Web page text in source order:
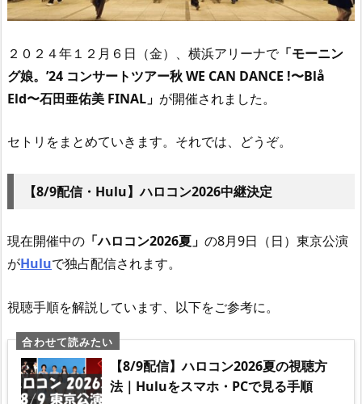
２０２４年１２月６日（金）、横浜アリーナで「モーニン
グ娘。’24 コンサートツアー秋 WE CAN DANCE !〜Blå
Eld〜石田亜佑美 FINAL」 が開催されました。
セトリをまとめていきます。それでは、どうぞ。
【8/9配信・Hulu】ハロコン2026中継決定
現在開催中の 「ハロコン2026夏」 の8月9日（日）東京公演
がHuluで独占配信されます。
視聴手順を解説しています、以下をご参考に。
【8/9配信】ハロコン2026夏の視聴方
法｜Huluをスマホ・PCで見る手順